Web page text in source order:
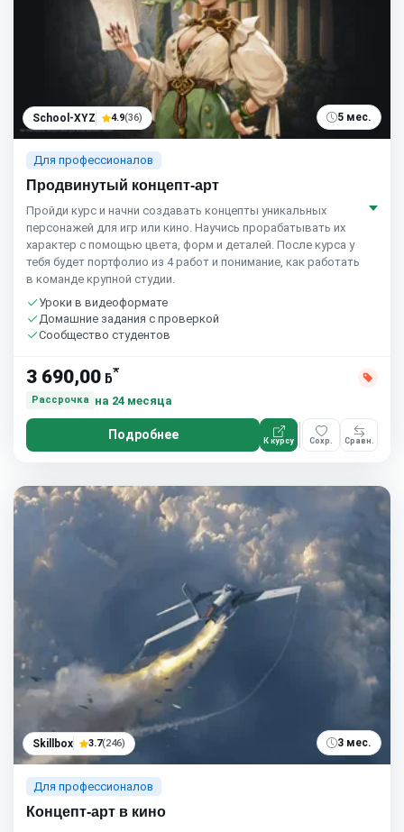
School-XYZ 4.9(36) 5 мес.
Для профессионалов
Продвинутый концепт-арт
Пройди курс и начни создавать концепты уникальных
персонажей для игр или кино. Научись прорабатывать их
характер с помощью цвета, форм и деталей. После курса у
тебя будет портфолио из 4 работ и понимание, как работать
в команде крупной студии.
Уроки в видеоформате
Домашние задания с проверкой
Сообщество студентов
3 690,00 ƃ*
Рассрочка на 24 месяца
Подробнее К курсу Сохр. Сравн.
Skillbox 3.7(246) 3 мес.
Для профессионалов
Концепт-арт в кино